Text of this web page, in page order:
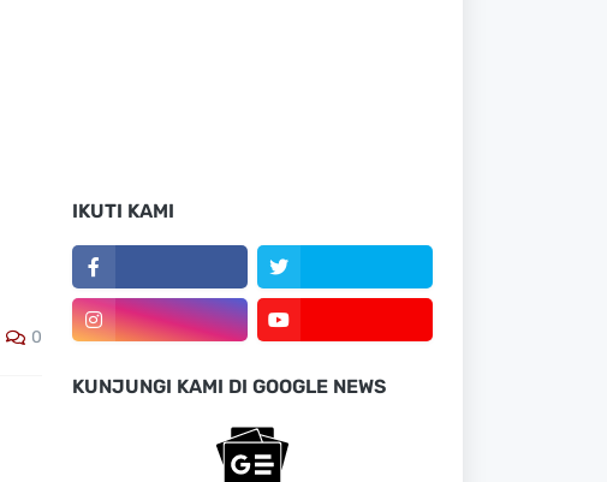
0
IKUTI KAMI
KUNJUNGI KAMI DI GOOGLE NEWS